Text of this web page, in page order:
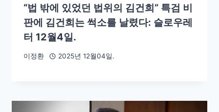
“법 밖에 있었던 법위의 김건희” 특검 비
판에 김건희는 썩소를 날렸다: 슬로우레
터 12월4일.
이정환 2025년 12월04일.